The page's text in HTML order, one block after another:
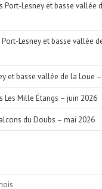
Port-Lesney et basse vallée
Port-Lesney et basse vallée
et basse vallée de la Loue
Les Mille Étangs – juin 2026
du Doubs – mai 2026